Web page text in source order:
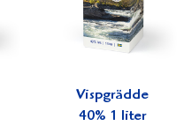
Vispgrädde
40% 1 liter